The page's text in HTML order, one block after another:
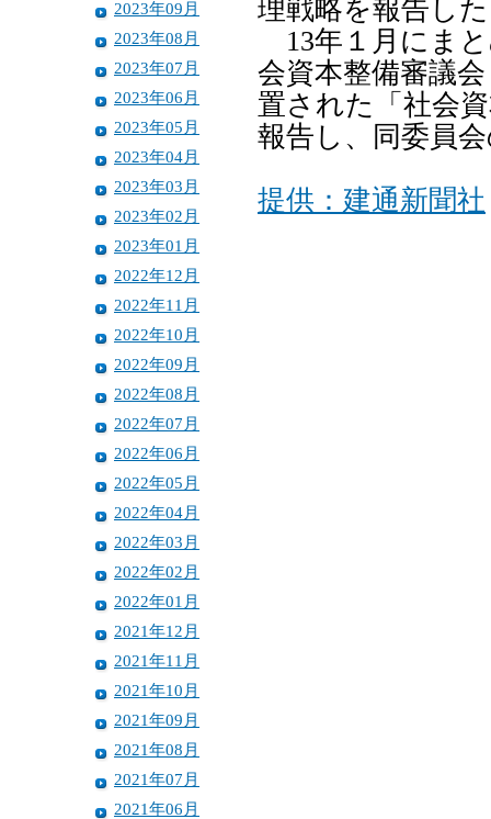
2023年09月
2023年08月
2023年07月
2023年06月
2023年05月
2023年04月
2023年03月
2023年02月
2023年01月
2022年12月
2022年11月
2022年10月
2022年09月
2022年08月
2022年07月
2022年06月
2022年05月
2022年04月
2022年03月
2022年02月
2022年01月
2021年12月
2021年11月
2021年10月
2021年09月
2021年08月
2021年07月
2021年06月
理戦略を報告し
13年１月にま
会資本整備審議
置された「社会
報告し、同委員
提供：建通新聞社